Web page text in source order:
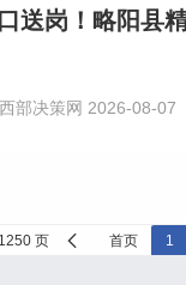
送岗！略阳县
部决策网 2026-08-07
页 首页 1